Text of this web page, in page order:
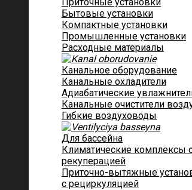
Бытовые установки
Компактные установки
Промышленные установки
Расходные материалы
Канальное оборудование
Канальные охладители
Адиабатические
Канальные очистители
Гибкие воздуховоды
Для бассейна
Климатические комплексы
рекуперацией
Приточно-вытяжные
с рециркуляцией